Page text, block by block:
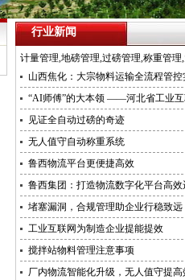
行业新闻
计量管理,地磅管理,过磅管理,称重管理
山西焦化：大宗物料运输全流程管控
“AI师傅”的大本领 ——河北省工业
见证全自动过磅的奇迹
无人值守自动称重系统
鲁西物流平台更便捷高效
鲁西集团：打造物流数字化平台高效
堵塞漏洞，合规管理助企业行稳致远
工业互联网为制造企业提能提效
搅拌站物料管理注意事项
厂内物流智能化升级，无人值守提高